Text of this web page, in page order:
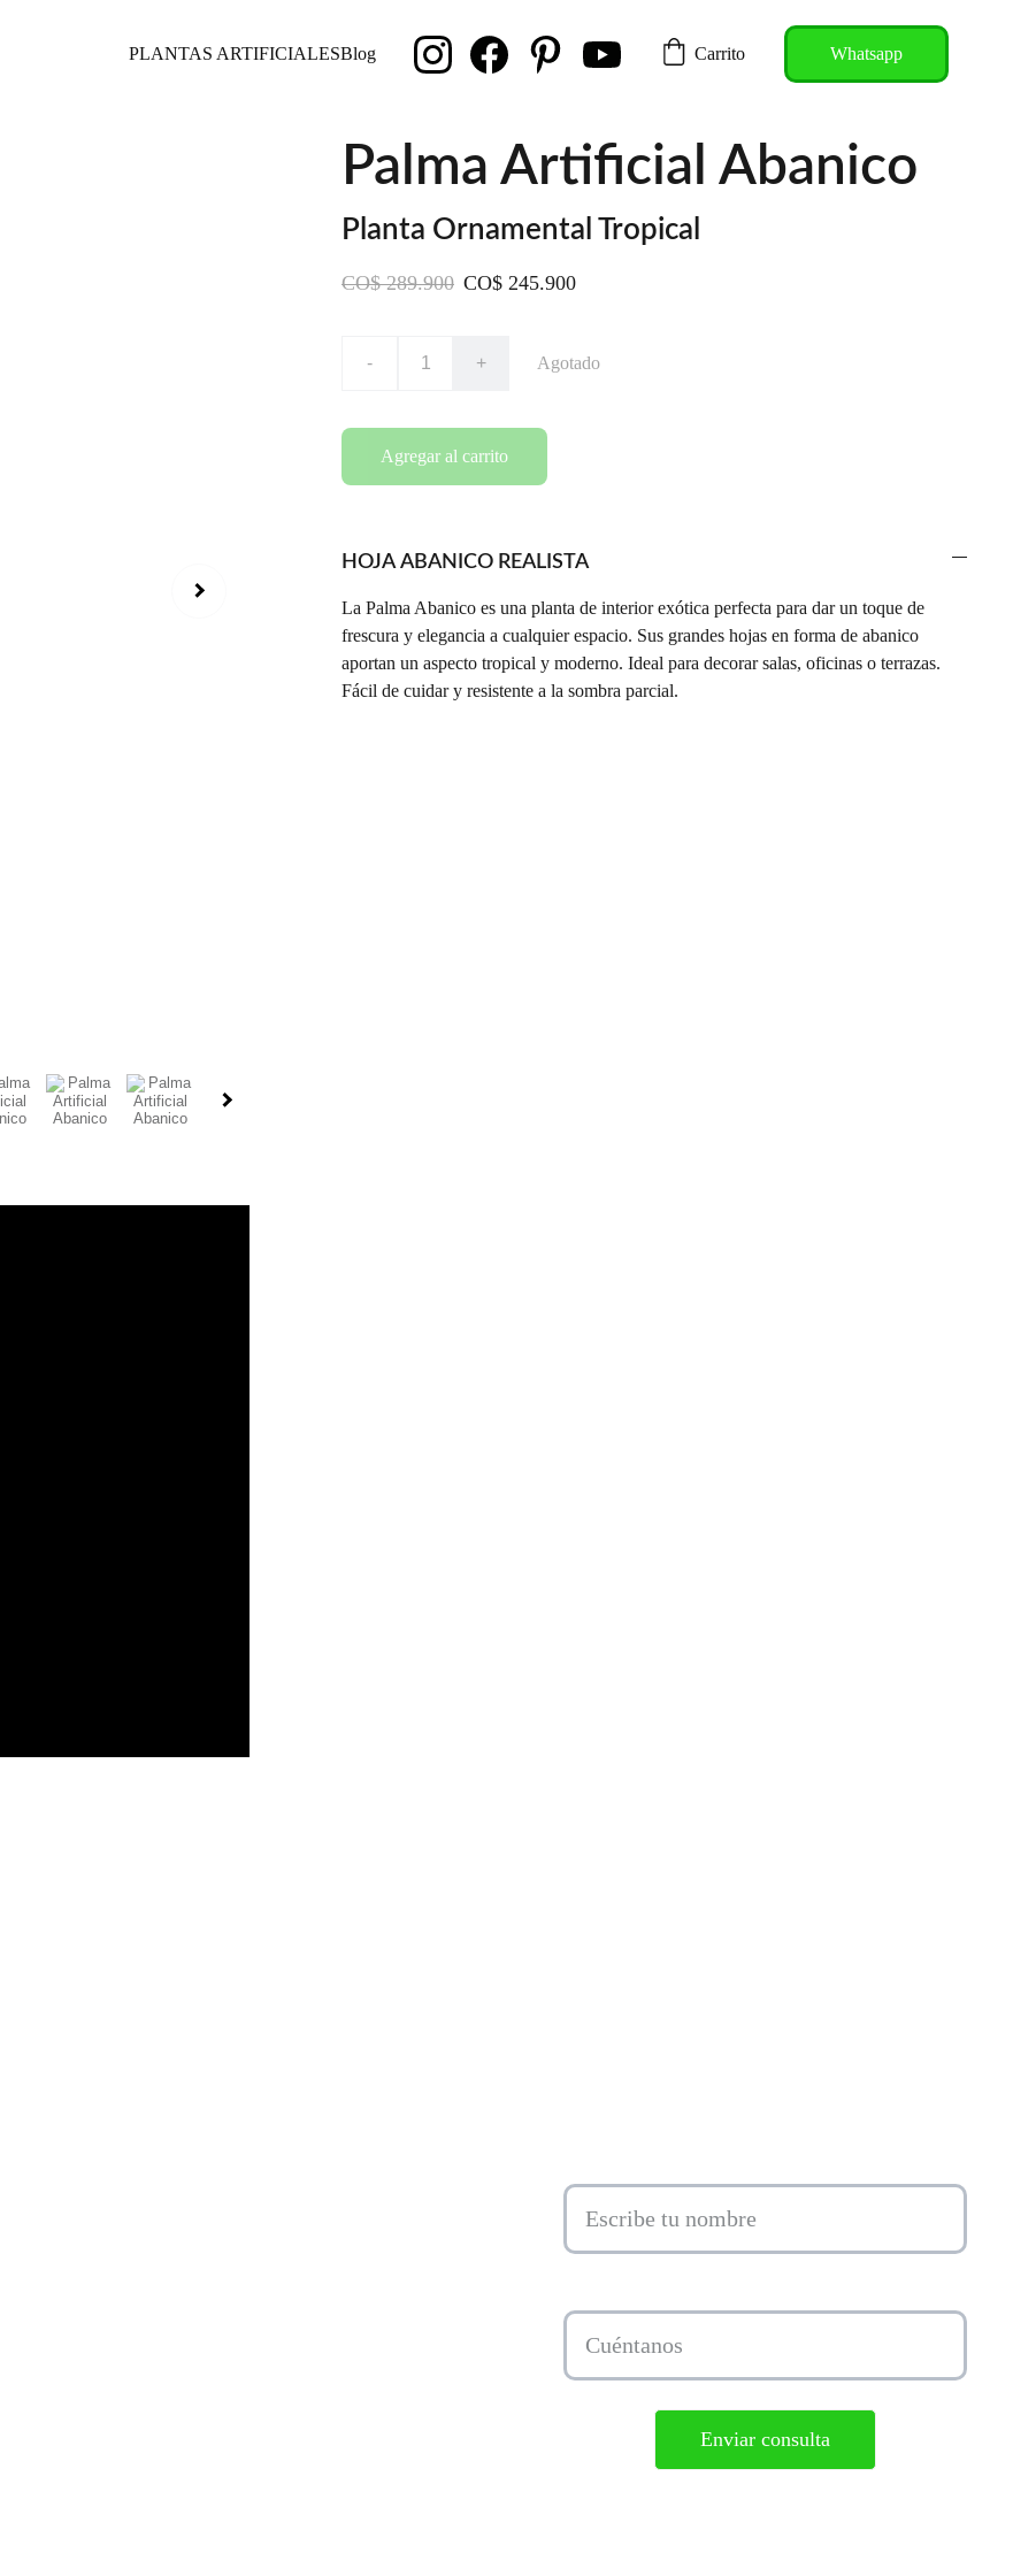
PLANTAS ARTIFICIALESBlog Carrito Whatsapp
Palma Artificial Abanico
Planta Ornamental Tropical
CO$ 289.900 CO$ 245.900
- + Agotado
Agregar al carrito
HOJA ABANICO REALISTA
La Palma Abanico es una planta de interior exótica perfecta para dar un toque de
frescura y elegancia a cualquier espacio. Sus grandes hojas en forma de abanico
aportan un aspecto tropical y moderno. Ideal para decorar salas, oficinas o terrazas.
Fácil de cuidar y resistente a la sombra parcial.
Enviar consulta